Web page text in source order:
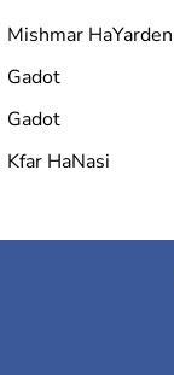
Mishmar HaYarden
Gadot
Gadot
Kfar HaNasi